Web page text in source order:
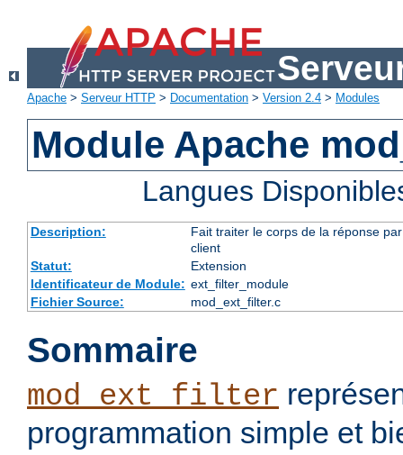
Apache > Serveur HTTP > Documentation > Version 2.4 > Modules
Module Apache
Langues
Description:
Fait traiter le corps de la réponse
client
Statut:
Extension
Identificateur de Module: ext_filter_module
Fichier Source:
mod_ext_filter.c
Sommaire
mod_ext_filter
programmation simple et